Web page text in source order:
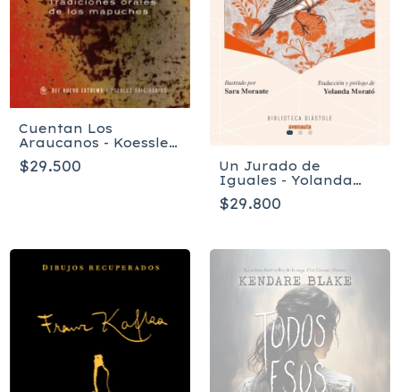
Cuentan Los
Araucanos - Koessler
Bertha
$29.500
Un Jurado de
Iguales - Yolanda
Morató, Yolanda
Morató, Sara
$29.800